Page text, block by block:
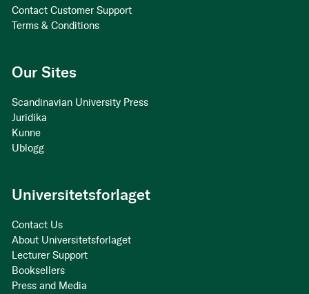
Contact Customer Support
Terms & Conditions
Our Sites
Scandinavian University Press
Juridika
Kunne
Ublogg
Universitetsforlaget
Contact Us
About Universitetsforlaget
Lecturer Support
Booksellers
Press and Media